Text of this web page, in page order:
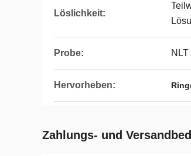
Löslichkeit:
Probe:
Hervorheben:
Zahlungs- und